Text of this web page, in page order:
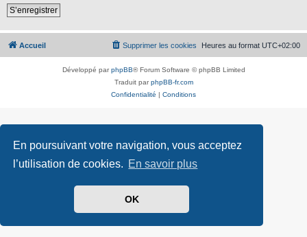
En poursuivant votre navigation, vous acceptez
l’utilisation de cookies. En savoir plus
OK
S’enregistrer
Accueil Heures au format UTC+02:00
Supprimer les cookies
Développé parphpBB® Forum Software © phpBB Limited
Traduit parphpBB-fr.com
Confidentialité | Conditions